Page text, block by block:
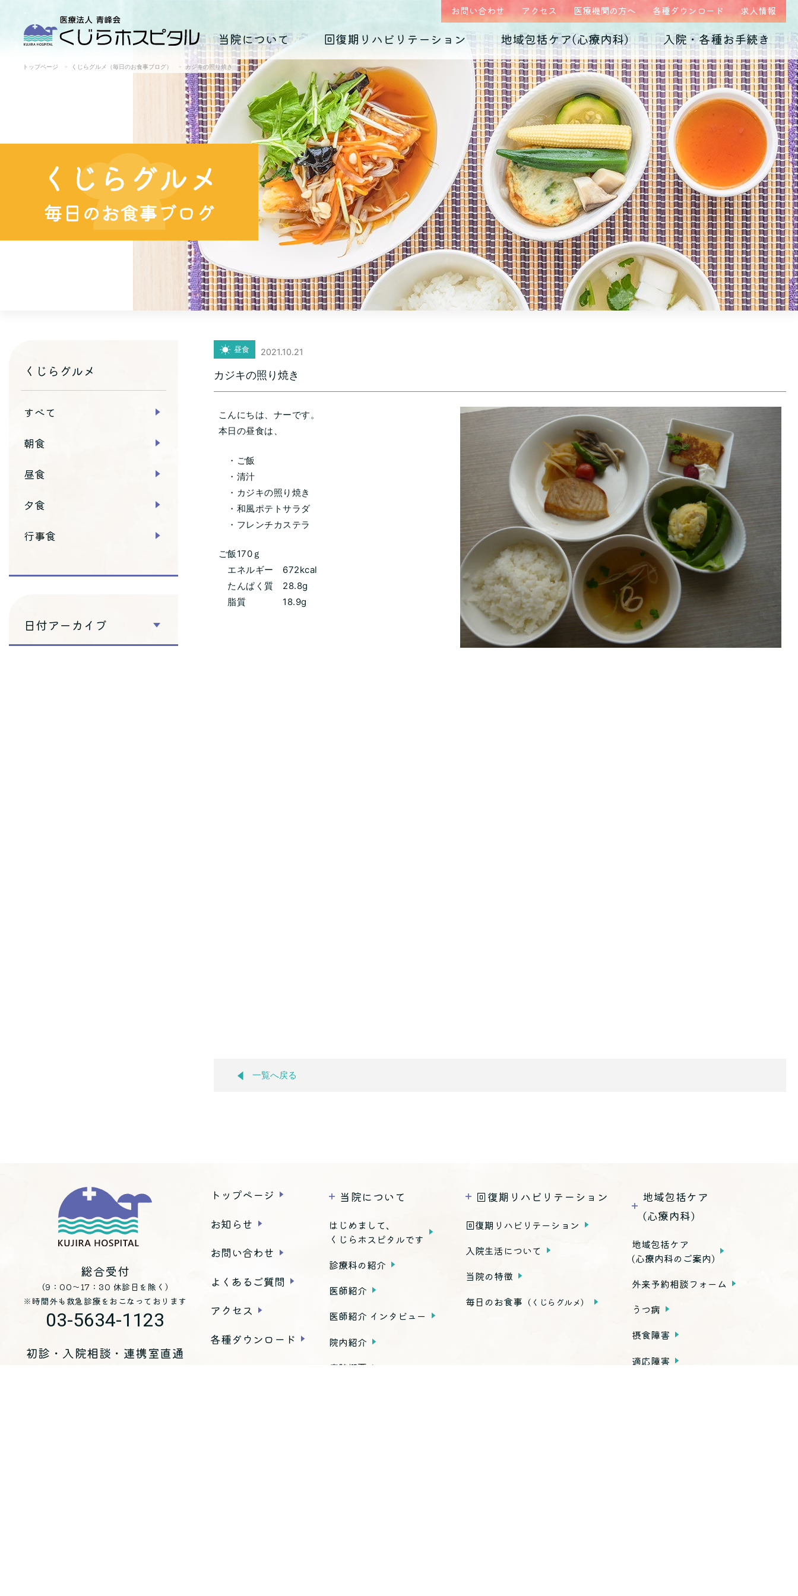
お問い合わせ アクセス 医療機関の方へ 各種ダウンロード 求人情報
当院について 回復期リハビリテーション 地域包括ケア(心療内科) 入院・各種お手続き
はじめまして、
くじらホスピタルです
診療科の紹介 医師紹介
医師紹介 インタビュー 院内紹介
病院概要
アクセス
回復期リハビリテーション 入院生活について
当院の特徴
毎日のお食事（くじらグルメ）
地域包括ケア(心療内科)のご案内 外来予約相談フォーム
うつ病
摂食障害
適応障害
発達障害
依存症
子育て不安・虐待
思春期の問題
老年期の問題 高次脳機能障害
入院のご案内 各種ダウンロード 診断書・証明書
トップページ くじらグルメ（毎日のお食事ブログ） カジキの照り焼き
昼食 2021.10.21
カジキの照り焼き
こんにちは、ナーです。
本日の昼食は、
・ご飯
・清汁
・カジキの照り焼き
・和風ポテトサラダ
・フレンチカステラ
ご飯170ｇ
エネルギー 672kcal
たんぱく質 28.8g
脂質 18.9g
一覧へ戻る
くじらグルメ
すべて
朝食
昼食
夕食
行事食
日付アーカイブ
総合受付
（9：00～17：30 休診日を除く）
※時間外も救急診療をおこなっております
03-5634-1123
初診・入院相談・連携室直通
トップページ
お知らせ
お問い合わせ
よくあるご質問
アクセス
各種ダウンロード
当院について
はじめまして、
くじらホスピタルです
診療科の紹介
医師紹介
医師紹介 インタビュー
院内紹介
病院概要
回復期リハビリテーション
回復期リハビリテーション
入院生活について
当院の特徴
毎日のお食事 （くじらグルメ）
地域包括ケア
(心療内科)
地域包括ケア
(心療内科のご案内)
外来予約相談フォーム
うつ病
摂食障害
適応障害